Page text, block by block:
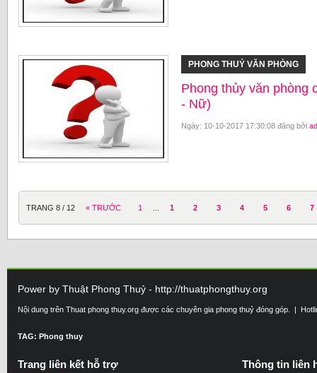
PHONG THUỶ VĂN PHÒNG
Phong thủy văn phòng
- Nữ)
Ngày: 10-10-2017 17:30:08 đăng bởi
TRANG 8 / 12 « TRƯỚC 1 1 2 3 4 5 6 7
Power by Thuật Phong Thuỷ - http://thuatphongthuy.org
Nội dung trên Thuat phong thuy.org được các chuyên gia phong thuỷ đóng góp. |
TAG: Phong thuy
Trang liên kết hỗ trợ Thông tin liên